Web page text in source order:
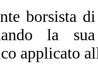
borsista
la
applicato